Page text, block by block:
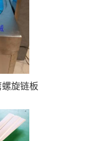
螺旋链板